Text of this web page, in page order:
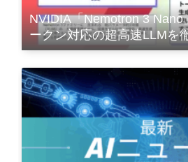
NVIDIA「Nemotron 3 Nano
ークン対応の超高速LLMを